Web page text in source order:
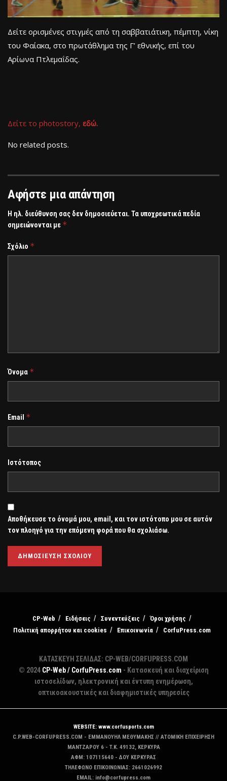
Δείτε ορισμένες στιγμές από τη σαββατιάτικη, πέμπτη, νίκη
του Φαίακα, στο πρωτάθλημα της Γ’ εθνικής, επί του
Αρίωνα Πτλεμαΐδας.
Δείτε το photostory, εδώ.
No related posts.
Αφήστε μια απάντηση
Η ηλ. διεύθυνση σας δεν δημοσιεύεται. Τα υποχρεωτικά πεδία
σημειώνονται με *
Σχόλιο *
Όνομα *
Email *
Ιστότοπος
Αποθήκευσε το όνομά μου, email, και τον ιστότοπο μου σε αυτόν
τον πλοηγό για την επόμενη φορά που θα σχολιάσω.
CP-Web Ειδήσεις Συνεντεύξεις
Όροι χρήσης
Πολιτική απορρήτου και cookies
Επικοινωνία CorfuPress.com
ΚΑΤΑΣΚΕΥΗ ΣΕΛΙΔΑΣ: CP-WEB/CORFUPRESS.COM
© 2024 CP-Web / CorfuPress.com - Κατασκευή και διαχείριση
ιστοσελίδων, ηλεκτρονική και έντυπη ενημέρωση,
οπτικοακουστικές και διαφημιστικές υπηρεσίες
WEBSITE: www.corfusports.com
C.P.WEB-CORFUPRESS.COM - ΕΜΜΑΝΟΥΗΛ ΜΕΘΥΜΑΚΗΣ // ΑΤΟΜΙΚΗ ΕΠΙΧΕΙΡΗΣΗ
MANTZAΡΟΥ 6 - T.K. 49132, ΚΕΡΚΥΡΑ
ΑΦΜ: 107115640 - ΔΟΥ ΚΕΡΚΥΡΑΣ
ΤΗΛΕΦΩΝΟ ΕΠΙΚΟΙΝΩΝΙΑΣ: 2661026992
EMAIL: info@corfupress.com